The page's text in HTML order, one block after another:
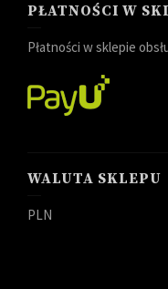
PŁATNOŚCI W
Płatności w sklepie
WALUTA SKLEPU
PLN